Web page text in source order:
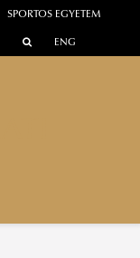
SPORTOS EGYETEM
ENG